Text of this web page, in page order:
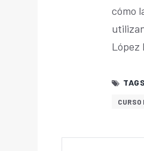
cómo
López
CURSO